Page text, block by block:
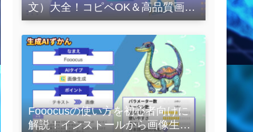
文）大全！コピペOK＆高品質画像
を作るコツの完全保存版
Fooocusの使い方を初心者向けに
解説！インストールから画像生成